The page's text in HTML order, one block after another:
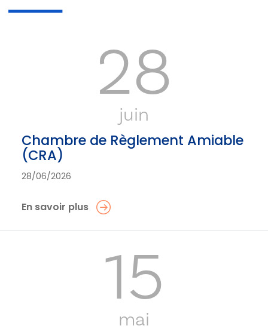
28
juin
Chambre de Règlement Amiable
(CRA)
28/06/2026
En savoir plus
15
mai